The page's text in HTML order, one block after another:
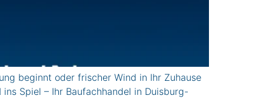
beginnt oder frischer Wind in Ihr Zuhause
Spiel – Ihr Baufachhandel in Duisburg-